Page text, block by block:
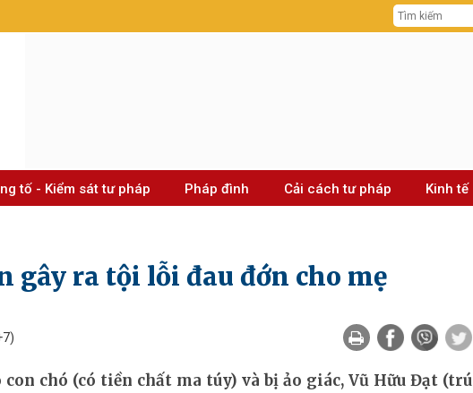
tố - Kiểm sát tư pháp Pháp đình Cải cách tư pháp Kinh tế
gây ra tội lỗi đau đớn cho mẹ
chó (có tiền chất ma túy) và bị ảo giác, Vũ Hữu Đạt (trú